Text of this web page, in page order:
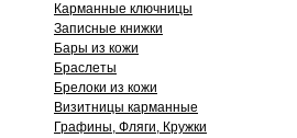
Карманные ключницы
Записные книжки
Бары из кожи
Браслеты
Брелоки из кожи
Визитницы карманные
Графины, Фляги, Кружки